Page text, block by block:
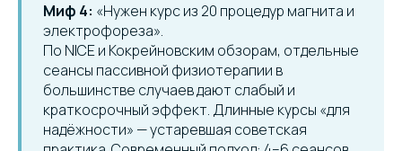
Миф 4: «Нужен курс из 20 процедур магнита и
электрофореза».
По NICE и Кокрейновским обзорам, отдельные
сеансы пассивной физиотерапии в
большинстве случаев дают слабый и
краткосрочный эффект. Длинные курсы «для
надёжности» — устаревшая советская